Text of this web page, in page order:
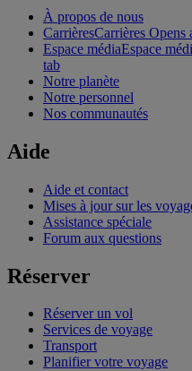
À propos de nous
CarrièresCarrières
Espace médiaEspace
tab
Notre planète
Notre personnel
Nos communautés
Aide
Aide et contact
Mises à jour sur les
Assistance spéciale
Forum aux questions
Réserver
Réserver un vol
Services de voyage
Transport
Planifier votre voyage